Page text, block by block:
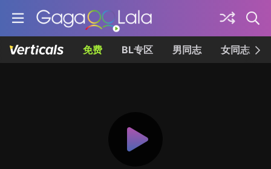
免费 BL专区 男同志 女同志